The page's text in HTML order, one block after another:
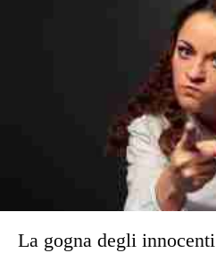
La gogna degli innocenti